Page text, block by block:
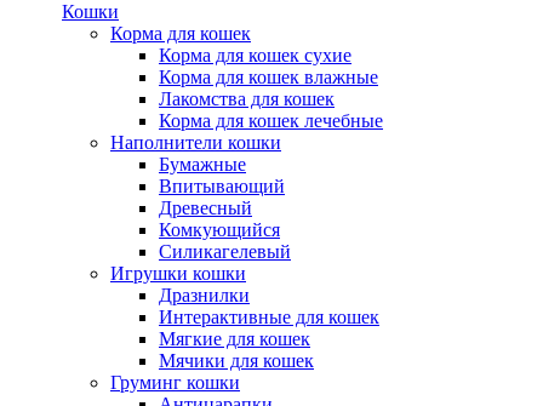
Кошки
Корма для кошек
Корма для кошек сухие
Корма для кошек влажные
Лакомства для кошек
Корма для кошек лечебные
Наполнители кошки
Бумажные
Впитывающий
Древесный
Комкующийся
Силикагелевый
Игрушки кошки
Дразнилки
Интерактивные для кошек
Мягкие для кошек
Мячики для кошек
Груминг кошки